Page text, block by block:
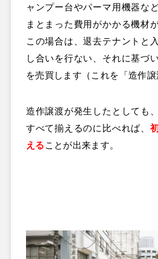
ャンプー台やパーマ用機器な
まとまった費用がかかる機材
この場合は、退去テナントと
し合いを行ない、それに基づ
を売買します（これを「造作譲
造作譲渡が発生したとしても
すべて揃えるのに比べれば、
える ことが出来ます。